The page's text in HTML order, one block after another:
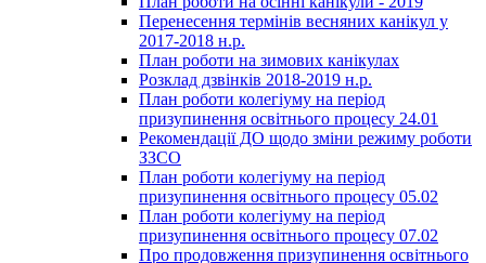
Перенесення термінів весняних канікул у
2017-2018 н.р.
План роботи на зимових канікулах
Розклад дзвінків 2018-2019 н.р.
План роботи колегіуму на період
призупинення освітнього процесу 24.01
Рекомендації ДО щодо зміни режиму роботи
ЗЗСО
План роботи колегіуму на період
призупинення освітнього процесу 05.02
План роботи колегіуму на період
призупинення освітнього процесу 07.02
Про продовження призупинення освітнього